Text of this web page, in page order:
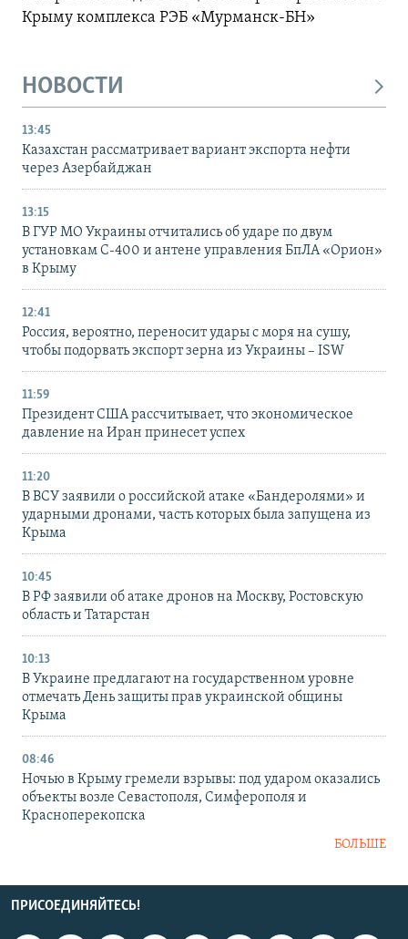
Крыму комплекса РЭБ «Мурманск-БН»
НОВОСТИ
13:45
Казахстан рассматривает вариант экспорта нефти
через Азербайджан
13:15
В ГУР МО Украины отчитались об ударе по двум
установкам С-400 и антене управления БпЛА «Орион»
в Крыму
12:41
Россия, вероятно, переносит удары с моря на сушу,
чтобы подорвать экспорт зерна из Украины – ISW
11:59
Президент США рассчитывает, что экономическое
давление на Иран принесет успех
11:20
В ВСУ заявили о российской атаке «Бандеролями» и
ударными дронами, часть которых была запущена из
Крыма
10:45
В РФ заявили об атаке дронов на Москву, Ростовскую
область и Татарстан
10:13
В Украине предлагают на государственном уровне
отмечать День защиты прав украинской общины
Крыма
08:46
Ночью в Крыму гремели взрывы: под ударом оказались
объекты возле Севастополя, Симферополя и
Красноперекопска
БОЛЬШЕ
ПРИСОЕДИНЯЙТЕСЬ!